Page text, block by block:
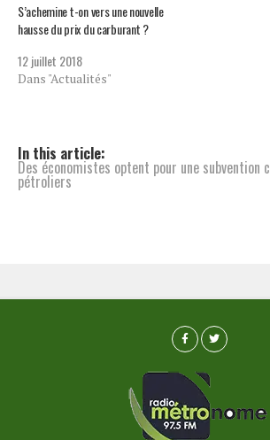
S’achemine t-on vers une nouvelle
hausse du prix du carburant ?
12 juillet 2018
Dans "Actualités"
In this article:
Des économistes optent pour une subvention
pétroliers